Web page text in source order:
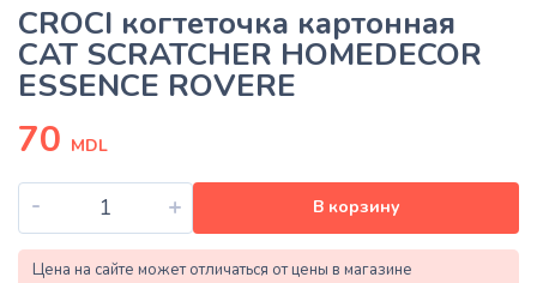
CROCI когтеточка картонная
CAT SCRATCHER HOMEDECOR
ESSENCE ROVERE
70 MDL
- + В корзину
Цена на сайте может отличаться от цены в магазине